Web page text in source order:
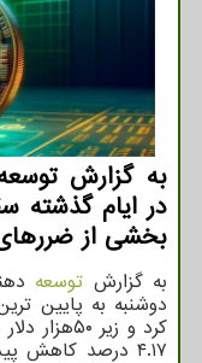
به گزارش
در ایام گذشته
بخشی از
به گزارش توسعه
دوشنبه به پایین
کرد و زیر